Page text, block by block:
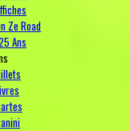
Ze Road
Ans